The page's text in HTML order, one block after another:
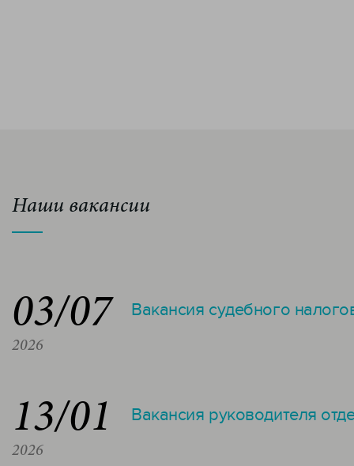
Наши вакансии
03/07
2026
Вакансия судебного
13/01
2026
Вакансия руководителя